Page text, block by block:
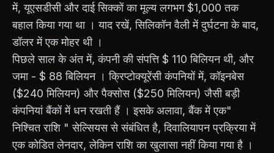
में, यूएसडीसी और दाई सिक्कों का मूल्य लगभग $1,000 तक
बहाल किया गया था । याद रखें, सिलिकॉन वैली में दुर्घटना के बाद,
डॉलर में एक मोहर थी ।
पिछले साल के अंत में, कंपनी की संपत्ति $ 110 बिलियन थी, और
जमा - $ 88 बिलियन । क्रिप्टोक्यूरेंसी कंपनियों में, कॉइनबेस
($240 मिलियन) और पैक्सोस ($250 मिलियन) जैसी बड़ी
कंपनियां बैंकों में धन रखती हैं । इसके अलावा, बैंक में एक"
निश्चित राशि " सेल्सियस से संबंधित है, दिवालियापन प्रक्रिया में
एक कोडित लेनदार, लेकिन राशि का खुलासा नहीं किया गया है ।